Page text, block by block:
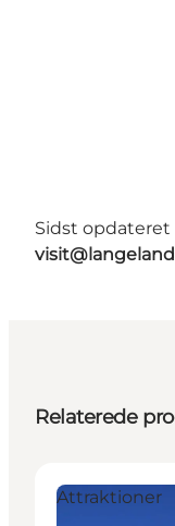
Sidst opdateret
Relaterede
Attraktioner